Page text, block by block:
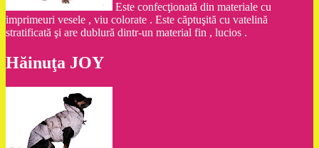
Este confecţionată din materiale cu
imprimeuri vesele , viu colorate . Este căptuşită cu vatelină
stratificată şi are dublură dintr-un material fin , lucios .
Hăinuţa JOY